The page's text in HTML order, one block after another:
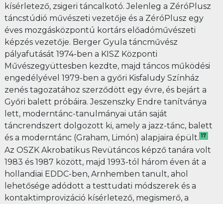
kísérletező, zsigeri táncalkotó. Jelenleg a ZéróPlusz
táncstúdió művészeti vezetője és a ZéróPlusz egy
éves mozgásközpontú kortárs előadóművészeti
képzés vezetője. Berger Gyula táncművész
pályafutását 1974-ben a KISZ Központi
Művészegyüttesben kezdte, majd táncos működési
engedélyével 1979-ben a győri Kisfaludy Színház
zenés tagozatához szerződött egy évre, és bejárt a
Győri balett próbáira. Jeszenszky Endre tanítványa
lett, moderntánc-tanulmányai után saját
táncrendszert dolgozott ki, amely a jazz-tánc, balett
és a moderntánc (Graham, Limón) alapjaira épült. 17
Az OSZK Akrobatikus Revütáncos képző tanára volt
1983 és 1987 között, majd 1993-tól három éven át a
hollandiai EDDC-ben, Arnhemben tanult, ahol
lehetősége adódott a testtudati módszerek és a
kontaktimprovizáció kísérletező, megismerő, a